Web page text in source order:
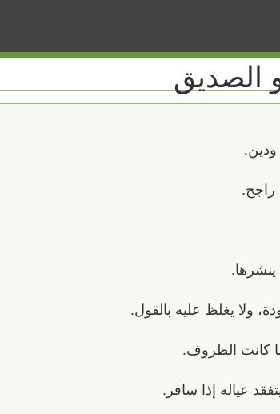
الصديق
ولا يغلظ عليه بالقول.
كانت الظروف.
عياله إذا سافر.